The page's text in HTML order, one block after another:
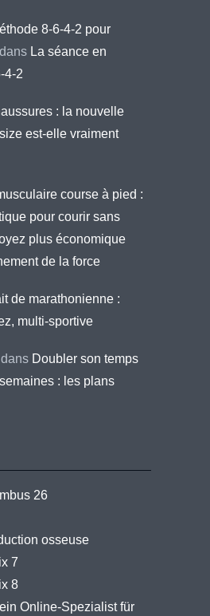
8-6-4-2 pour
dans La séance en
4-2
: la nouvelle
est-elle vraiment
course à pied :
pour courir sans
plus économique
de la force
de marathonienne :
multi-sportive
dans Doubler son temps
: les plans
26
osseuse
7
8
Online-Spezialist für